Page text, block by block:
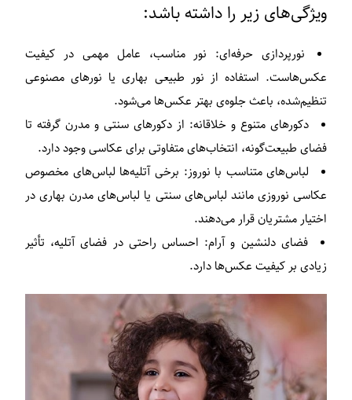
ویژگی‌های زیر را داشته باشد:
نورپردازی حرفه‌ای: نور مناسب، عامل مهمی در کیفیت
عکس‌هاست. استفاده از نور طبیعی بهاری یا نورهای مصنوعی
تنظیم‌شده، باعث جلوه‌ی بهتر عکس‌ها می‌شود.
دکورهای متنوع و خلاقانه: از دکورهای سنتی و مدرن گرفته تا
فضای طبیعت‌گونه، انتخاب‌های متفاوتی برای عکاسی وجود دارد.
لباس‌های متناسب با نوروز: برخی آتلیه‌ها لباس‌های مخصوص
عکاسی نوروزی مانند لباس‌های سنتی یا لباس‌های مدرن بهاری در
اختیار مشتریان قرار می‌دهند.
فضای دلنشین و آرام: احساس راحتی در فضای آتلیه، تأثیر
زیادی بر کیفیت عکس‌ها دارد.